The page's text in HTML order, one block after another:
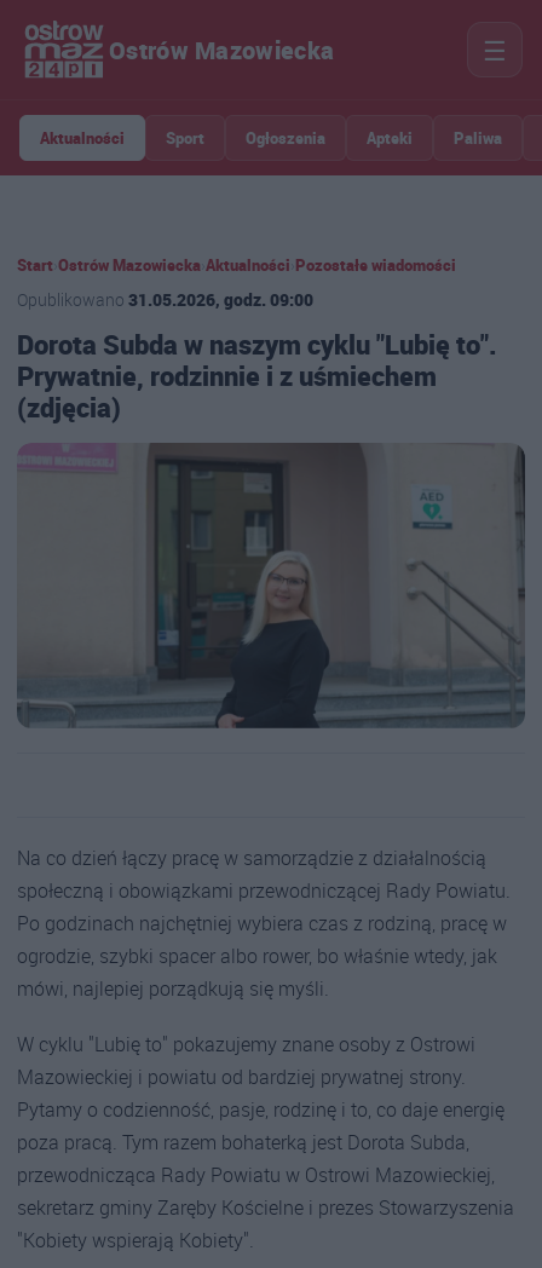
Ostrów Mazowiecka ☰
Aktualności Sport Ogłoszenia Apteki Paliwa
Start Ostrów Mazowiecka Aktualności Pozostałe wiadomości
Opublikowano 31.05.2026, godz. 09:00
Dorota Subda w naszym cyklu "Lubię to".
Prywatnie, rodzinnie i z uśmiechem
(zdjęcia)
Na co dzień łączy pracę w samorządzie z działalnością
społeczną i obowiązkami przewodniczącej Rady Powiatu.
Po godzinach najchętniej wybiera czas z rodziną, pracę w
ogrodzie, szybki spacer albo rower, bo właśnie wtedy, jak
mówi, najlepiej porządkują się myśli.
W cyklu "Lubię to" pokazujemy znane osoby z Ostrowi
Mazowieckiej i powiatu od bardziej prywatnej strony.
Pytamy o codzienność, pasje, rodzinę i to, co daje energię
poza pracą. Tym razem bohaterką jest Dorota Subda,
przewodnicząca Rady Powiatu w Ostrowi Mazowieckiej,
sekretarz gminy Zaręby Kościelne i prezes Stowarzyszenia
"Kobiety wspierają Kobiety".